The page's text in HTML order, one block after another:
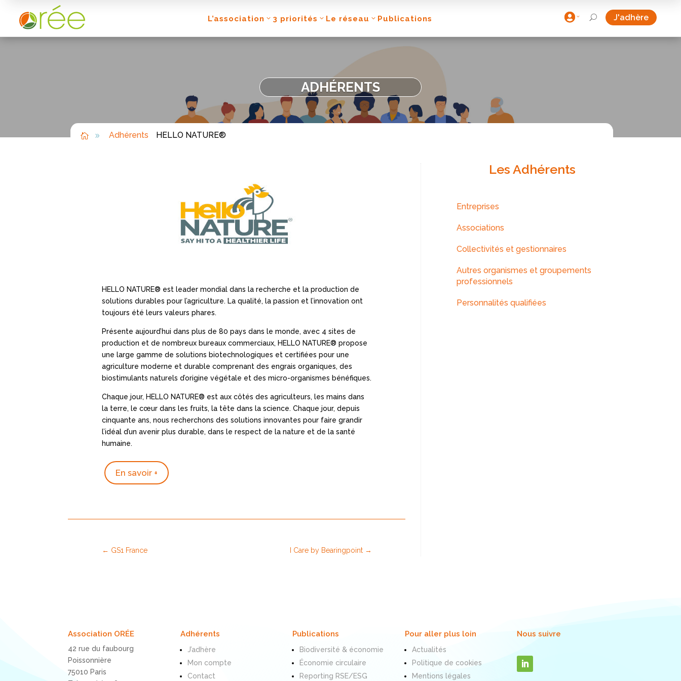
L’association 3 priorités Le réseau Publications  U J'adhère
ADHÉRENTS
 9 Adhérents HELLO NATURE®
HELLO NATURE® est leader mondial dans la recherche et la production de
solutions durables pour l’agriculture. La qualité, la passion et l’innovation ont
toujours été leurs valeurs phares.
Présente aujourd’hui dans plus de 80 pays dans le monde, avec 4 sites de
production et de nombreux bureaux commerciaux, HELLO NATURE® propose
une large gamme de solutions biotechnologiques et certifiées pour une
agriculture moderne et durable comprenant des engrais organiques, des
biostimulants naturels d’origine végétale et des micro-organismes bénéfiques.
Chaque jour, HELLO NATURE® est aux côtés des agriculteurs, les mains dans
la terre, le cœur dans les fruits, la tête dans la science. Chaque jour, depuis
cinquante ans, nous recherchons des solutions innovantes pour faire grandir
l’idéal d’un avenir plus durable, dans le respect de la nature et de la santé
humaine.
En savoir +
← GS1 France I Care by Bearingpoint→
Les Adhérents
Entreprises
Associations
Collectivités et gestionnaires
Autres organismes et groupements
professionnels
Personnalités qualifiées
Association ORÉE
42 rue du faubourg
Poissonnière
75010 Paris
Adhérents
J’adhère
Mon compte
Contact
Publications
Biodiversité & économie
Économie circulaire
Reporting RSE/ESG
Pour aller plus loin
Actualités
Politique de cookies
Mentions légales
Nous suivre